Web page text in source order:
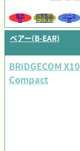
販売
可
同等製品
レンタル
リース
可
ベアー(B-EAR)
BRIDGECOM X10
Compact